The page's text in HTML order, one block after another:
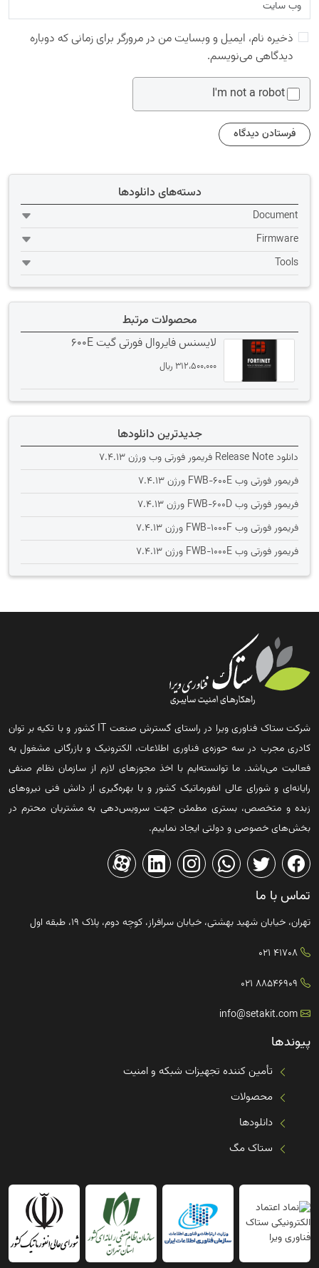
ذخیره نام، ایمیل و وبسایت من در مرورگر برای زمانی که دوباره
دیدگاهی می‌نویسم.
I'm not a robot
دسته‌های دانلودها
Document
Firmware
Tools
محصولات مرتبط
لایسنس فایروال فورتی گیت 600E
312،500،000 ﷼
جدیدترین دانلودها
دانلود Release Note فریمور فورتی وب ورژن 7.4.13
فریمور فورتی وب FWB-600E ورژن 7.4.13
فریمور فورتی وب FWB-600D ورژن 7.4.13
فریمور فورتی وب FWB-1000F ورژن 7.4.13
فریمور فورتی وب FWB-1000E ورژن 7.4.13
شرکت ستاک فناوری ویرا در راستای گسترش صنعت IT کشور و با تکیه بر توان
کادری مجرب در سه حوزه‌ی فناوری اطلاعات، الکترونیک و بازرگانی مشغول به
فعالیت می‌باشد. ما توانسته‌ایم با اخذ مجوزهای لازم از سازمان نظام صنفی
رایانه‌ای و شورای عالی انفورماتیک کشور و با بهره‌گیری از دانش فنی نیروهای
زبده و متخصص، بستری مطمئن جهت سرویس‌دهی به مشتریان محترم در
بخش‌های خصوصی و دولتی ایجاد نماییم.
تماس با ما
تهران، خیابان شهید بهشتی، خیابان سرافراز، کوچه دوم، پلاک ۱۹، طبقه اول
41708 021
88546909 021
info@setakit.com
پیوندها
تأمین کننده تجهیزات شبکه و امنیت
محصولات
دانلودها
ستاک مگ